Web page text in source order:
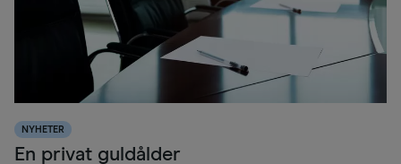
NYHETER
En privat guldålder